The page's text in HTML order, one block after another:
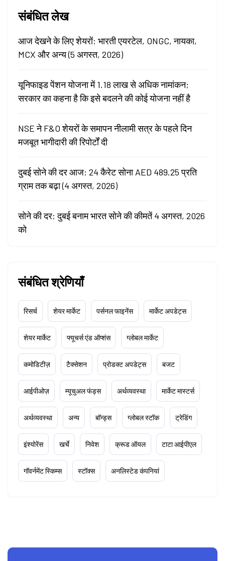
संबंधित लेख
आज देखने के लिए शेयरों: भारती एयरटेल, ONGC, नायका,
MCX और अन्य (5 अगस्त, 2026)
यूनिफाइड पेंशन योजना में 1.18 लाख से अधिक नामांकन;
सरकार का कहना है कि इसे बदलने की कोई योजना नहीं है
NSE ने F&O शेयरों के समापन नीलामी सत्र के पहले दिन
मजबूत भागीदारी की रिपोर्टों दी
दुबई सोने की दर आज: 24 कैरेट सोना AED 489.25 प्रति
ग्राम तक बढ़ा (4 अगस्त, 2026)
सोने की दर: दुबई बनाम भारत सोने की कीमतें 4 अगस्त, 2026
को
संबंधित श्रेणियाँ
रिसर्च शेयर मार्केट पर्सनल फाइनेंस मार्केट अपडेट्स
शेयर मार्केट फ्यूचर्स एंड ऑप्शंस ग्लोबल मार्केट
कमोडिटीज़ टैक्सेशन प्रोडक्ट अपडेट्स बजट
आईपीओज़ म्यूचुअल फंड्स अर्थव्यवस्था मार्केट मास्टर्स
अर्थव्यवस्था अन्य बॉन्ड्स ग्लोबल स्टॉक ट्रेडिंग
इंश्योरेंस खर्चे निवेश क्रूड ऑयल टाटा आईपीएल
गॉवर्नमेंट स्किम्स स्टॉक्स अनलिस्टेड कंपनियां